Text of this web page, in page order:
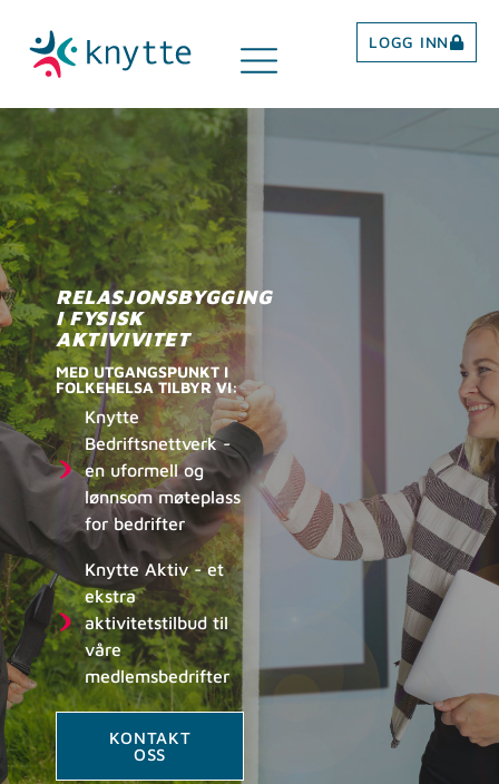
LOGG INN
RELASJONSBYGGING
I FYSISK
AKTIVIVITET
MED UTGANGSPUNKT I
FOLKEHELSA TILBYR VI:
Knytte
Bedriftsnettverk -
en uformell og
lønnsom møteplass
for bedrifter
Knytte Aktiv - et
ekstra
aktivitetstilbud til
våre
medlemsbedrifter
KONTAKT
OSS